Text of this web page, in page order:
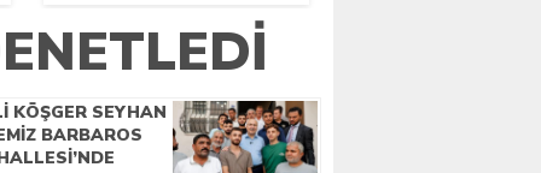
BULUŞTU
KÖŞGER SEYHAN
BARBAROS